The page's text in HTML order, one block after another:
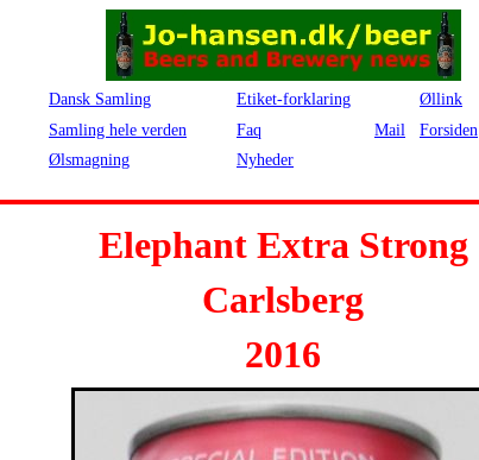
Dansk Samling Etiket-forklaring
Øllink
Samling hele verden
Faq Mail
Forsiden
Ølsmagning
Nyheder
Elephant Extra Strong
Carlsberg
2016